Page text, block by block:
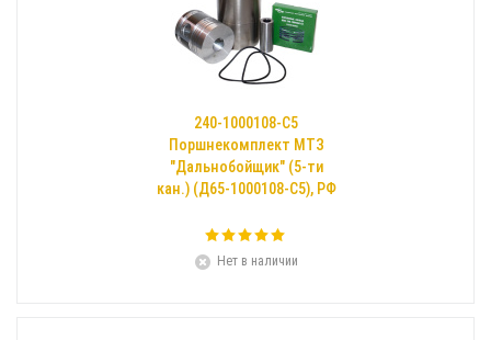
240-1000108-С5
Поршнекомплект МТЗ
"Дальнобойщик" (5-ти
кан.) (Д65-1000108-С5), РФ
Нет в наличии